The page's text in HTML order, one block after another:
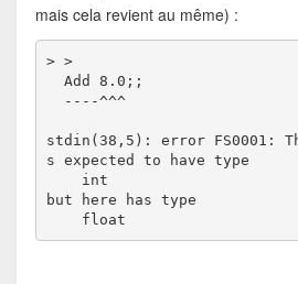
mais cela revient au même) :
> >
  Add 8.0;;
stdin(38,5): error FS0001:
s expected to have type
but here has type
    float